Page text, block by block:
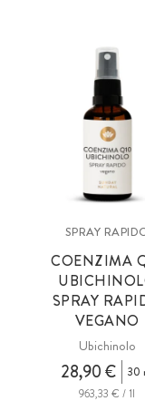
biodisponibilità.
SPRAY
COENZIMA
SPRAY
VEGANO
Ubichinolo
28,90 €
30
963,33 € / 1l